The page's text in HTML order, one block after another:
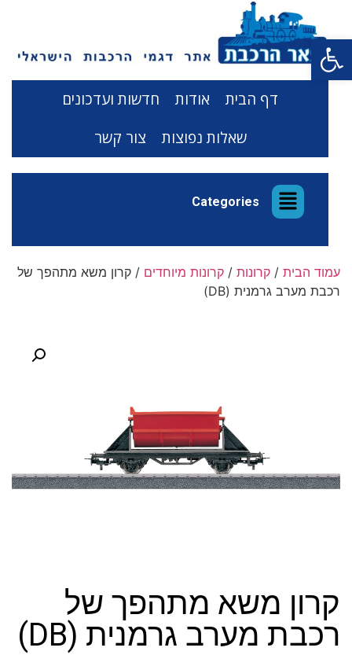
פתח סרגל נגישות
דף הבית אודות
חדשות ועדכונים
שאלות נפוצות
צור קשר
Categories
עמוד הבית / קרונות / קרונות מיוחדים / קרון משא מתהפך של
רכבת מערב גרמנית (DB)
קרון משא מתהפך של
רכבת מערב גרמנית (DB)